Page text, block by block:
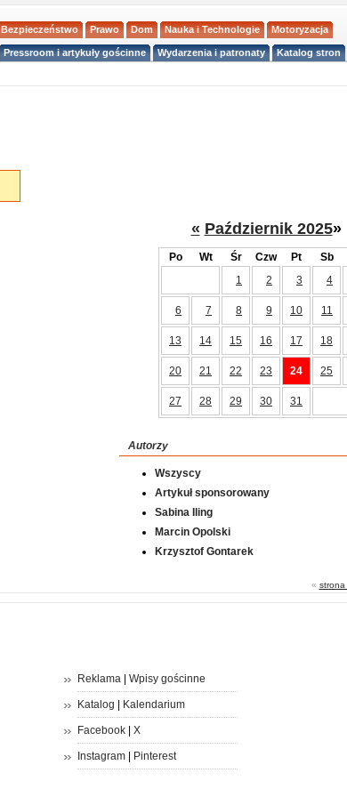
Bezpieczeństwo Prawo Dom Nauka i Technologie Motoryzacja
Pressroom i artykuły gościnne Wydarzenia i patronaty Katalog stron
« Październik 2025»
Po Wt Śr Czw Pt Sb
1
2 3 4
6 7 8 9 10 11
13 14 15 16 17 18
20 21 22 23 24 25
27 28 29 30 31
Autorzy
Wszyscy
Artykuł sponsorowany
Sabina Iling
Marcin Opolski
Krzysztof Gontarek
« strona
Reklama| Wpisy gościnne
Katalog Kalendarium
Facebook| X
Instagram| Pinterest